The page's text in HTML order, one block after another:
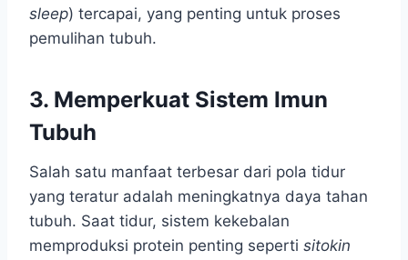
sleep) tercapai, yang penting untuk proses
pemulihan tubuh.
3. Memperkuat Sistem Imun
Tubuh
Salah satu manfaat terbesar dari pola tidur
yang teratur adalah meningkatnya daya tahan
tubuh. Saat tidur, sistem kekebalan
memproduksi protein penting seperti sitokin